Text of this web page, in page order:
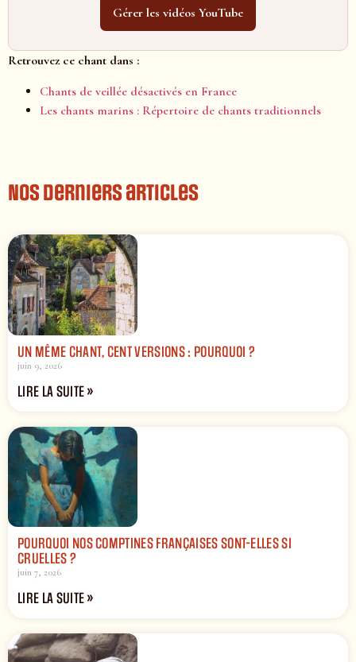
Gérer les vidéos YouTube
Retrouvez ce chant dans :
Chants de veillée désactivés en France
Les chants marins : Répertoire de chants traditionnels
Nos derniers articles
UN MÊME CHANT, CENT VERSIONS : POURQUOI ?
juin 9, 2026
LIRE LA SUITE »
POURQUOI NOS COMPTINES FRANÇAISES SONT-ELLES SI
CRUELLES ?
juin 7, 2026
LIRE LA SUITE »